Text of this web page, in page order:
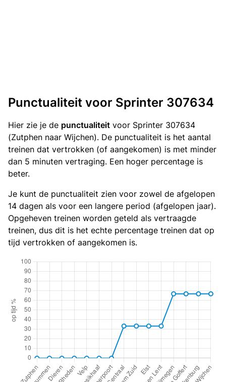
Punctualiteit voor Sprinter 307634
Hier zie je de punctualiteit voor Sprinter 307634
(Zutphen naar Wijchen). De punctualiteit is het aantal
treinen dat vertrokken (of aangekomen) is met minder
dan 5 minuten vertraging. Een hoger percentage is
beter.
Je kunt de punctualiteit zien voor zowel de afgelopen
14 dagen als voor een langere period (afgelopen jaar).
Opgeheven treinen worden geteld als vertraagde
treinen, dus dit is het echte percentage treinen dat op
tijd vertrokken of aangekomen is.